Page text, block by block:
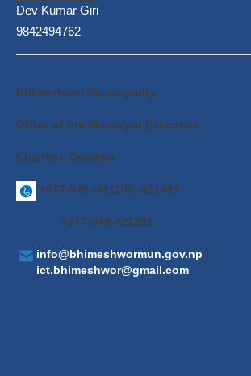
Dev Kumar Giri
9842494762
Bhimeshwor Municipality
Office of the Municipal Executive
Charikot, Dolakha
+977-049 -421100, 421491
+977-049-421381
info@bhimeshwormun.gov.np |
ict.bhimeshwor@gmail.com